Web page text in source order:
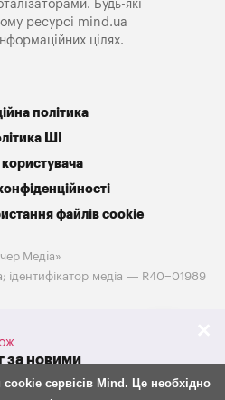
за новими
що з 30 липня
бізнесу та
Будь-які
ресурсі mind.ua
цілях.
політика
ШІ
користувача
файлів cookie
Медiа»
ідентифікатор медіа — R40−01989
сервісів Mind. Це необхідно